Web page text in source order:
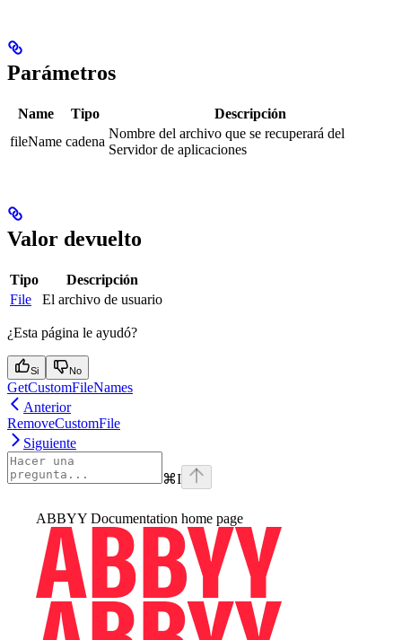
Parámetros
Name Tipo
Descripción
fileName cadena
Nombre del archivo que se recuperará del
Servidor de aplicaciones
Valor devuelto
Tipo
Descripción
File
El archivo de usuario
¿Esta página le ayudó?
Si No
GetCustomFileNames
Anterior
RemoveCustomFile
Siguiente
⌘I
ABBYY Documentation home page